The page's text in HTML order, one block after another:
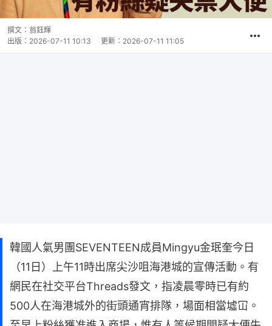
撰文： 翁鈺輝
出版： 2026-07-11 10:13 更新： 2026-07-11 11:05
韓國人氣男團SEVENTEEN成員Mingyu金珉奎今日
（11日）上午11時出席尖沙咀海港城的宣傳活動。有
網民在社交平台Threads發文，指凌晨零時已有約
500人在海港城外的街頭通宵排隊，場面相當墟冚。